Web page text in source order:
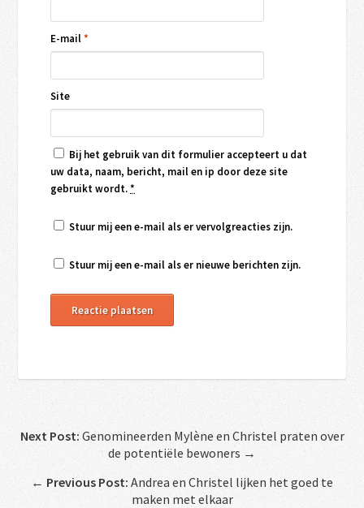
E-mail*
Site
Bij het gebruik van dit formulier accepteert u dat
uw data, naam, bericht, mail en ip door deze site
gebruikt wordt.*
Stuur mij een e-mail als er vervolgreacties zijn.
Stuur mij een e-mail als er nieuwe berichten zijn.
Next Post: Genomineerden Mylène en Christel praten over
de potentiële bewoners →
← Previous Post: Andrea en Christel lijken het goed te
maken met elkaar